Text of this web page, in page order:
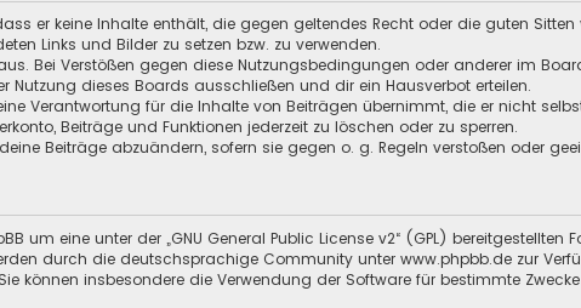
er keine Inhalte enthält, die gegen geltendes Recht oder die guten
Links und Bilder zu setzen bzw. zu verwenden.
Bei Verstößen gegen diese Nutzungsbedingungen oder anderer im
dieses Boards ausschließen und dir ein Hausverbot erteilen.
Verantwortung für die Inhalte von Beiträgen übernimmt, die er nicht
Beiträge und Funktionen jederzeit zu löschen oder zu sperren.
Beiträge abzuändern, sofern sie gegen o. g. Regeln verstoßen oder
um eine unter der „GNU General Public License v2“ (GPL) bereitgestellten
durch die deutschsprachige Community unter www.phpbb.de zur
können insbesondere die Verwendung der Software für bestimmte